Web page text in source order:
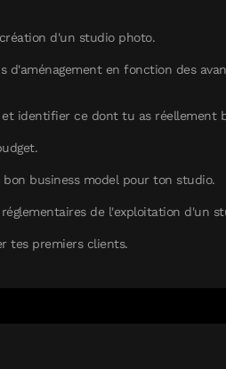
d'un studio photo.
d'aménagement en fonction des
identifier ce dont tu as réellement
business model pour ton studio.
de l'exploitation d'un
tes premiers clients.